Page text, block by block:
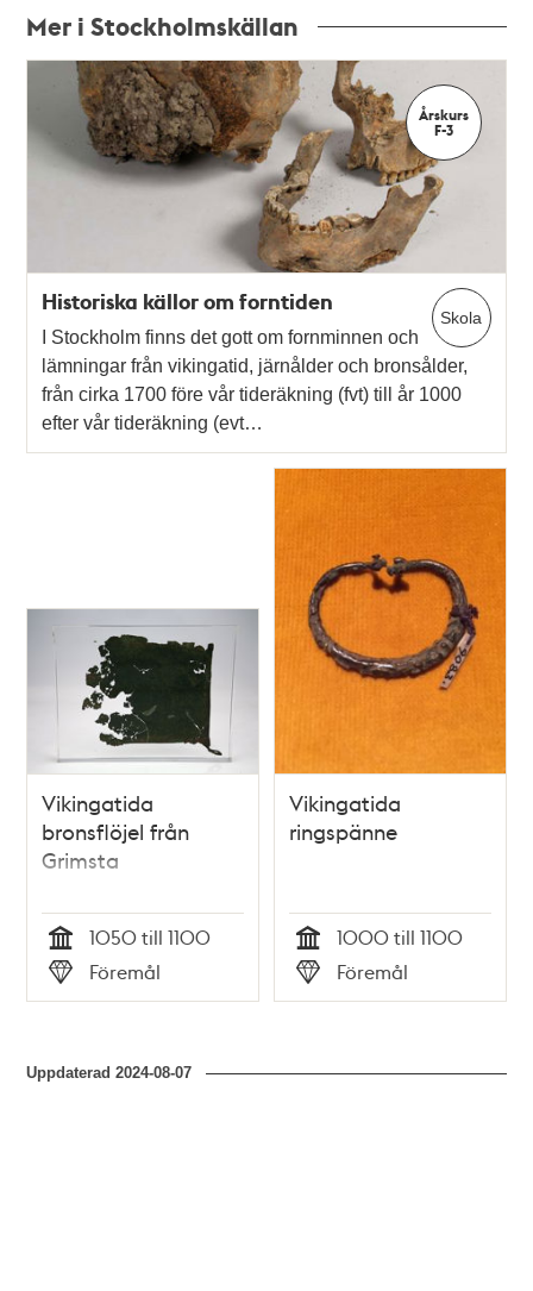
Mer i Stockholmskällan
Relaterade
teman
Årskurs
F-3
Skola
Historiska källor om forntiden
I Stockholm finns det gott om fornminnen och
lämningar från vikingatid, järnålder och bronsålder,
från cirka 1700 före vår tideräkning (fvt) till år 1000
efter vår tideräkning (evt…
Vikingatida
bronsflöjel från
Grimsta
Tid
1050 till 1100
Typ
Föremål
Vikingatida
ringspänne
Tid
1000 till 1100
Typ
Föremål
Uppdaterad2024-08-07